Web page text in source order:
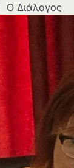
Ο Διάλογος